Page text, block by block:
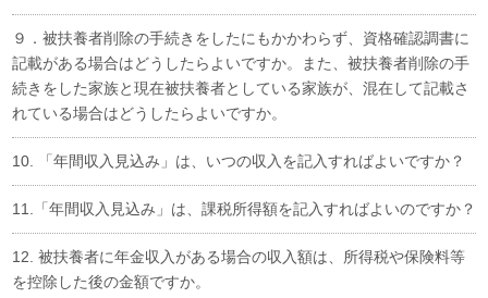
９．被扶養者削除の手続きをしたにもかかわらず、資格確認調書に
記載がある場合はどうしたらよいですか。また、被扶養者削除の手
続きをした家族と現在被扶養者としている家族が、混在して記載さ
れている場合はどうしたらよいですか。
10. 「年間収入見込み」は、いつの収入を記入すればよいですか？
11.「年間収入見込み」は、課税所得額を記入すればよいのですか？
12. 被扶養者に年金収入がある場合の収入額は、所得税や保険料等
を控除した後の金額ですか。